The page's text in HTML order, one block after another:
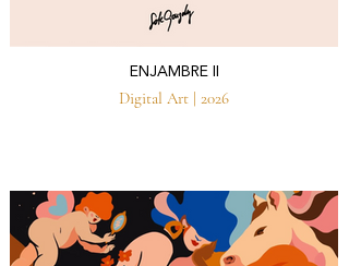
ENJAMBRE II
Digital Art | 2026